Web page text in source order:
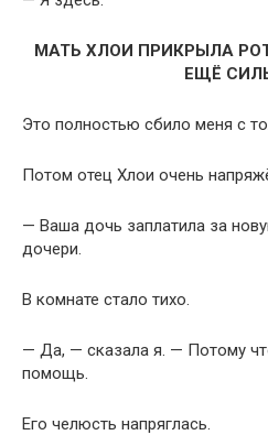
МАТЬ ХЛОИ ПРИКРЫЛА
ЕЩЁ
Это полностью сбило меня с
Потом отец Хлои очень
— Ваша дочь заплатила за
дочери.
В комнате стало тихо.
— Да, — сказала я. — Потому
помощь.
Его челюсть напряглась.